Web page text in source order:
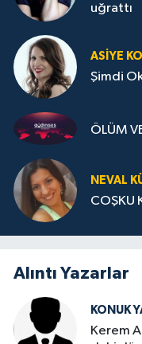
uğrattı
ASIYE
Şimdi
ÖLÜM
NEVAL
COŞKU
Alıntı Yazarlar
KONUK
Kerem